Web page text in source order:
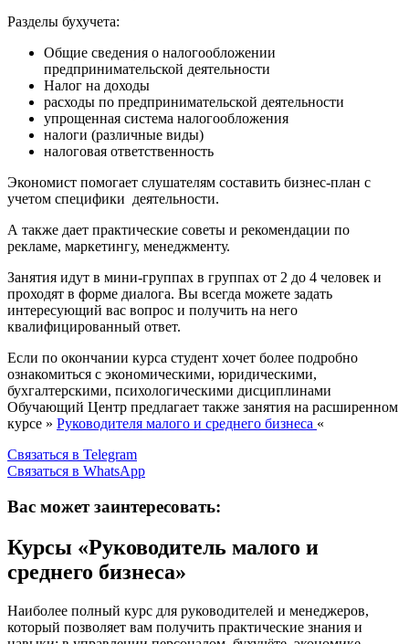
Разделы бухучета:
Общие сведения о налогообложении
предпринимательской деятельности
Налог на доходы
расходы по предпринимательской деятельности
упрощенная система налогообложения
налоги (различные виды)
налоговая ответственность
Экономист помогает слушателям составить бизнес-план с
учетом специфики деятельности.
А также дает практические советы и рекомендации по
рекламе, маркетингу, менеджменту.
Занятия идут в мини-группах в группах от 2 до 4 человек и
проходят в форме диалога. Вы всегда можете задать
интересующий вас вопрос и получить на него
квалифицированный ответ.
Если по окончании курса студент хочет более подробно
ознакомиться с экономическими, юридическими,
бухгалтерскими, психологическими дисциплинами
Обучающий Центр предлагает также занятия на расширенном
курсе » Руководителя малого и среднего бизнеса «
Связаться в Telegram
Связаться в WhatsApp
Вас может заинтересовать:
Курсы «Руководитель малого и
среднего бизнеса»
Наиболее полный курс для руководителей и менеджеров,
который позволяет вам получить практические знания и